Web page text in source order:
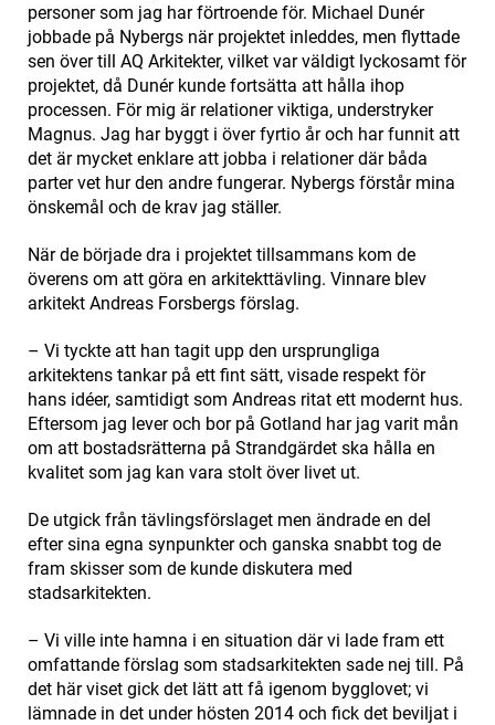
personer som jag har förtroende för. Michael Dunér
jobbade på Nybergs när projektet inleddes, men flyttade
sen över till AQ Arkitekter, vilket var väldigt lyckosamt för
projektet, då Dunér kunde fortsätta att hålla ihop
processen. För mig är relationer viktiga, understryker
Magnus. Jag har byggt i över fyrtio år och har funnit att
det är mycket enklare att jobba i relationer där båda
parter vet hur den andre fungerar. Nybergs förstår mina
önskemål och de krav jag ställer.
När de började dra i projektet tillsammans kom de
överens om att göra en arkitekttävling. Vinnare blev
arkitekt Andreas Forsbergs förslag.
– Vi tyckte att han tagit upp den ursprungliga
arkitektens tankar på ett fint sätt, visade respekt för
hans idéer, samtidigt som Andreas ritat ett modernt hus.
Eftersom jag lever och bor på Gotland har jag varit mån
om att bostadsrätterna på Strandgärdet ska hålla en
kvalitet som jag kan vara stolt över livet ut.
De utgick från tävlingsförslaget men ändrade en del
efter sina egna synpunkter och ganska snabbt tog de
fram skisser som de kunde diskutera med
stadsarkitekten.
– Vi ville inte hamna i en situation där vi lade fram ett
omfattande förslag som stadsarkitekten sade nej till. På
det här viset gick det lätt att få igenom bygglovet; vi
lämnade in det under hösten 2014 och fick det beviljat i